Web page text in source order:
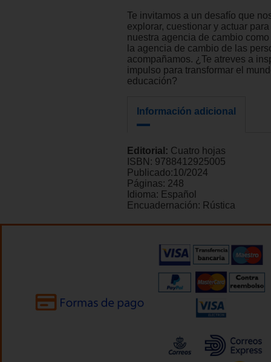
Te invitamos a un desafío que
explorar, cuestionar y actuar
nuestra agencia de cambio
la agencia de cambio de las
acompañamos. ¿Te atreves a
impulso para transformar el
educación?
Información adicional
Editorial: Cuatro hojas
ISBN: 9788412925005
Publicado:10/2024
Páginas: 248
Idioma: Español
Encuadernación: Rústica